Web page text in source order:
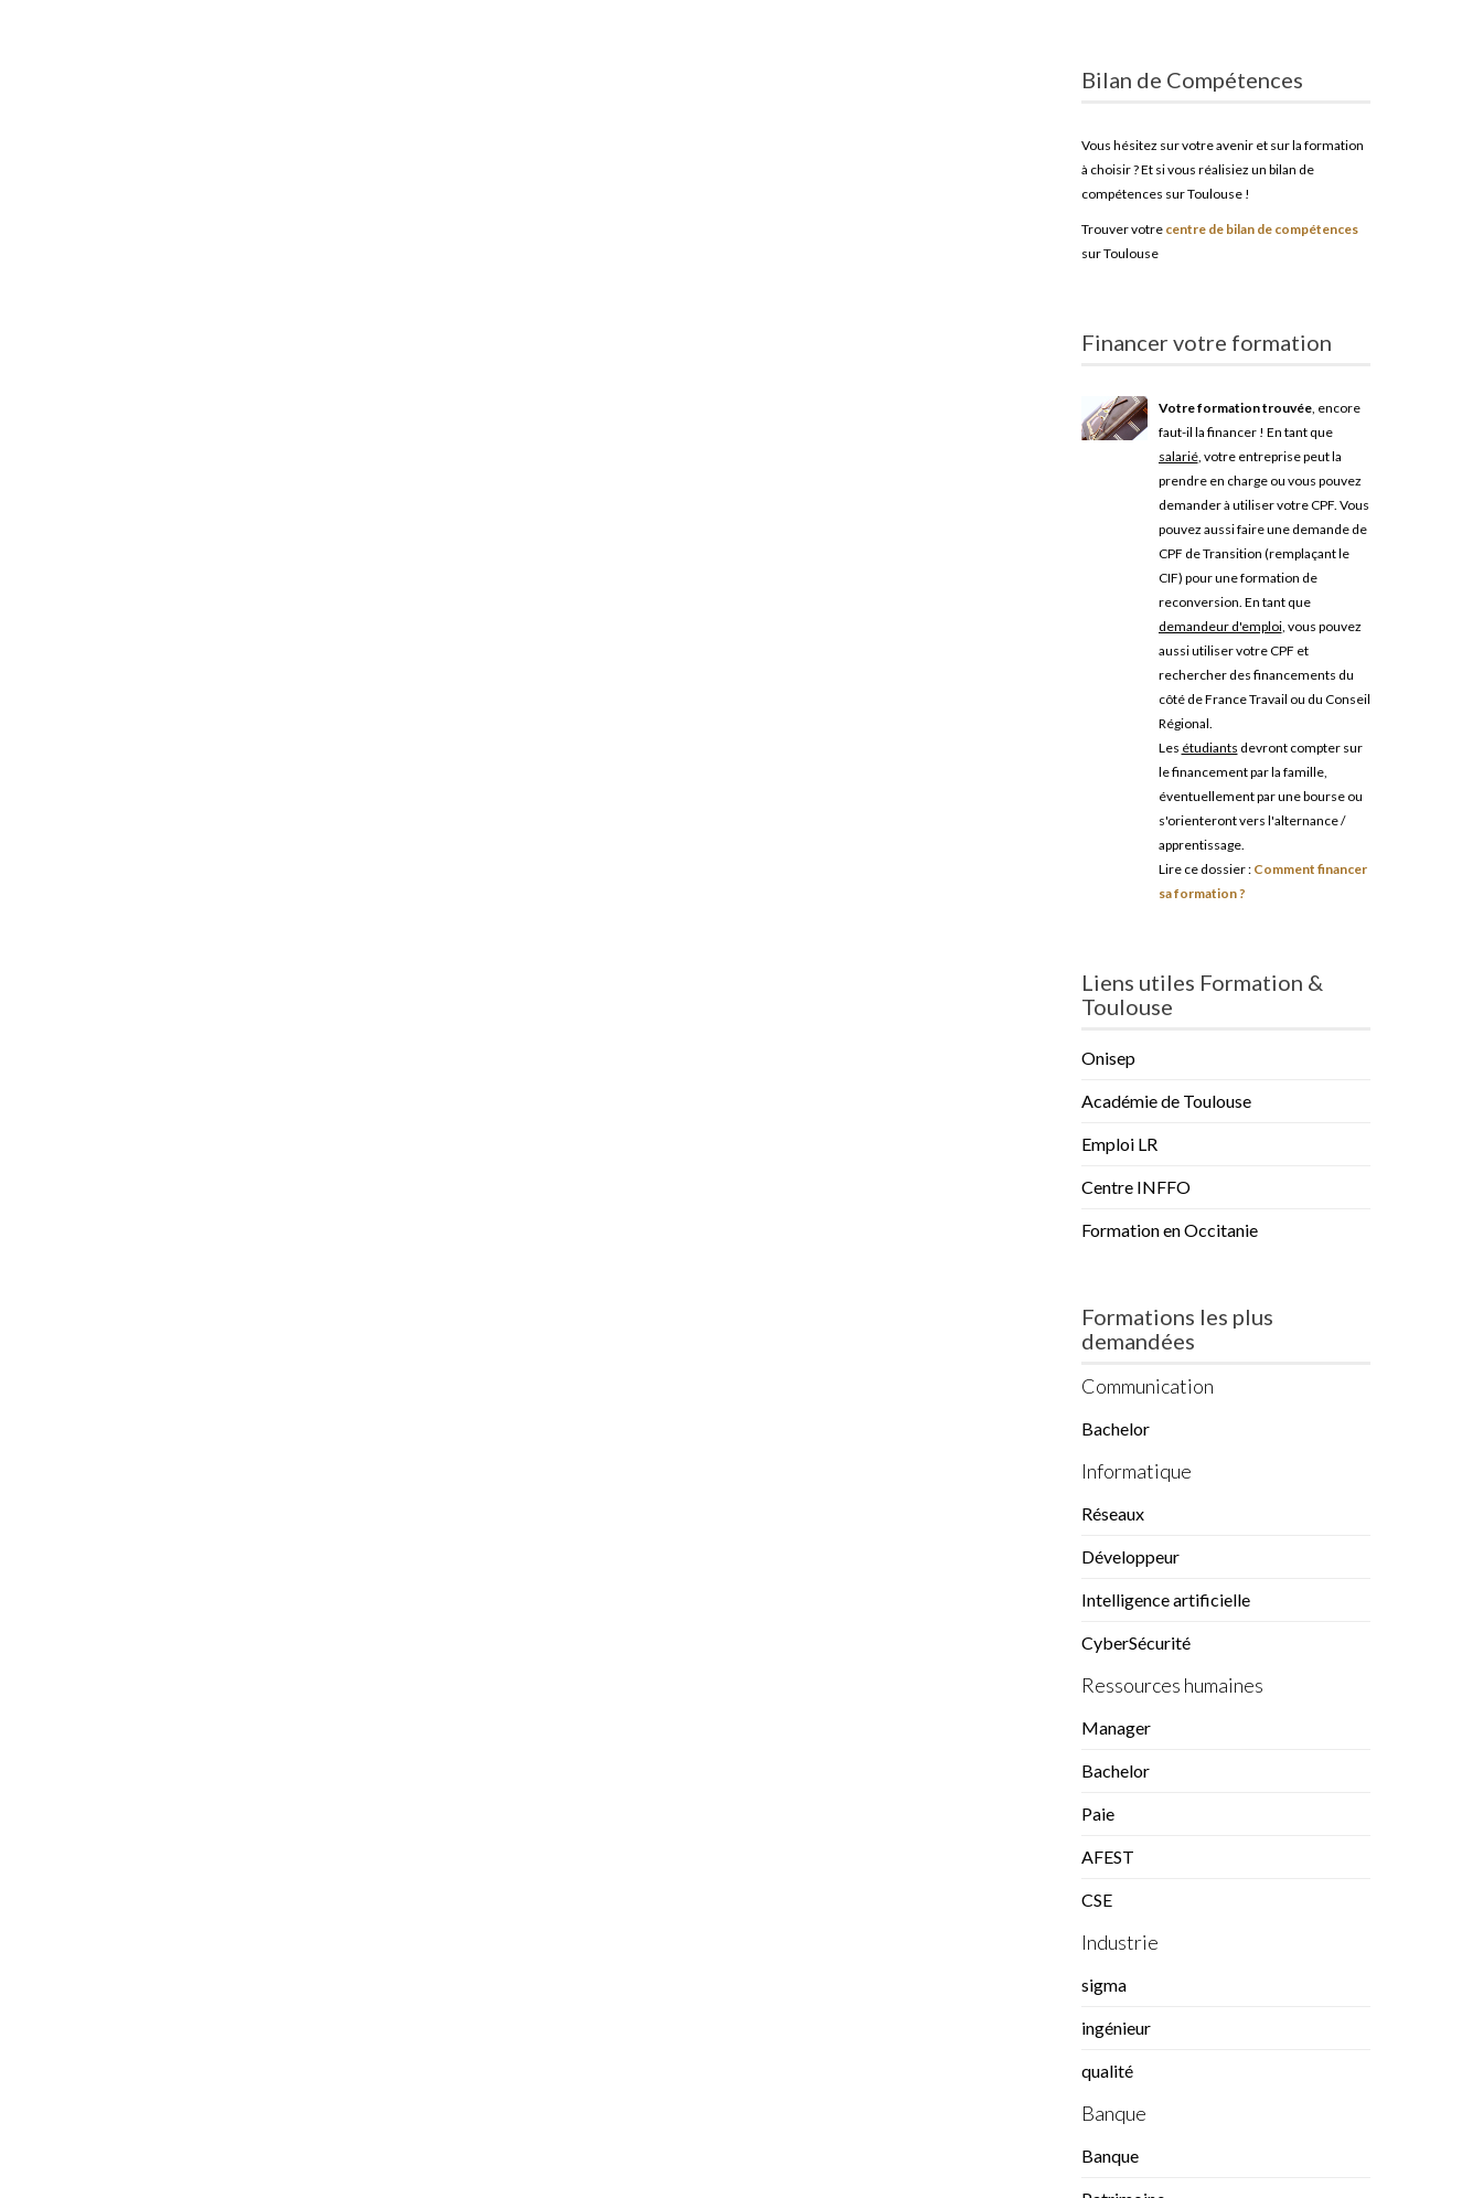
Bilan de Compétences
Vous hésitez sur votre avenir et sur la formation
à choisir ? Et si vous réalisiez un bilan de
compétences sur Toulouse !
Trouver votre centre de bilan de compétences
sur Toulouse
Financer votre formation
Votre formation trouvée, encore
faut-il la financer ! En tant que
salarié, votre entreprise peut la
prendre en charge ou vous pouvez
demander à utiliser votre CPF. Vous
pouvez aussi faire une demande de
CPF de Transition (remplaçant le
CIF) pour une formation de
reconversion. En tant que
demandeur d'emploi, vous pouvez
aussi utiliser votre CPF et
rechercher des financements du
côté de France Travail ou du Conseil
Régional.
Les étudiants devront compter sur
le financement par la famille,
éventuellement par une bourse ou
s'orienteront vers l'alternance /
apprentissage.
Lire ce dossier : Comment financer
sa formation ?
Liens utiles Formation &
Toulouse
Onisep
Académie de Toulouse
Emploi LR
Centre INFFO
Formation en Occitanie
Formations les plus
demandées
Communication
Bachelor
Informatique
Réseaux
Développeur
Intelligence artificielle
CyberSécurité
Ressources humaines
Manager
Bachelor
Paie
AFEST
CSE
Industrie
sigma
ingénieur
qualité
Banque
Banque